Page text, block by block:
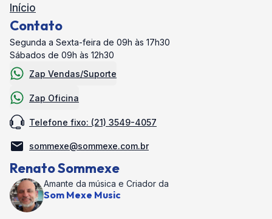
Início
Contato
Segunda a Sexta-feira de 09h às 17h30
Sábados de 09h às 12h30
Zap Vendas/Suporte
Zap Oficina
Telefone fixo: (21) 3549-4057
sommexe@sommexe.com.br
Renato Sommexe
Amante da música e Criador da
Som Mexe Music